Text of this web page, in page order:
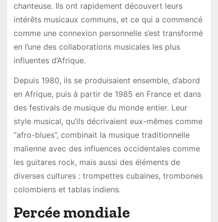
chanteuse. Ils ont rapidement découvert leurs
intérêts musicaux communs, et ce qui a commencé
comme une connexion personnelle s’est transformé
en l’une des collaborations musicales les plus
influentes d’Afrique.
Depuis 1980, ils se produisaient ensemble, d’abord
en Afrique, puis à partir de 1985 en France et dans
des festivals de musique du monde entier. Leur
style musical, qu’ils décrivaient eux-mêmes comme
“afro-blues”, combinait la musique traditionnelle
malienne avec des influences occidentales comme
les guitares rock, mais aussi des éléments de
diverses cultures : trompettes cubaines, trombones
colombiens et tablas indiens.
Percée mondiale